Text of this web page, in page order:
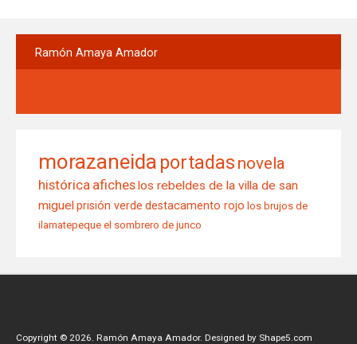
Ramón Amaya Amador
morazaneida portadas novela
histórica aficheslos rebeldes de la villa de san
miguelprisión verde destacamento rojo los brujos de
ilamatepeque el sombrero de junco
Copyright © 2026. Ramón Amaya Amador. Designed by Shape5.com